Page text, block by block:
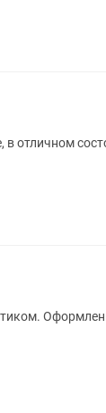
отличном